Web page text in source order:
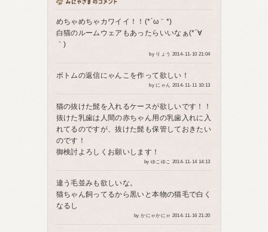
めちゃめちゃカワイイ！！(*´ω｀*)
白猫のルームウェアもあったらいいなぁ(*´∀
｀)
by りょう 2014-11-10 21:04
ボトムの返信にゃんこを作って欲しい！
by にゃん 2014-11-11 10:13
猫の抜けた髭を入れるケースが欲しいです！！
抜けた乳歯は人間の赤ちゃん用の乳歯入れに入
れてるのですが、抜けた髭も保管しておきたい
のです！
御検討よろしくお願いします！
by ゆこゆこ 2014-11-14 14:13
違う毛並みも欲しいな。
猫ちゃん飼ってるから黒いと本物の猫毛で白く
なるし
by かにゃかにゃ 2014-11-16 21:20